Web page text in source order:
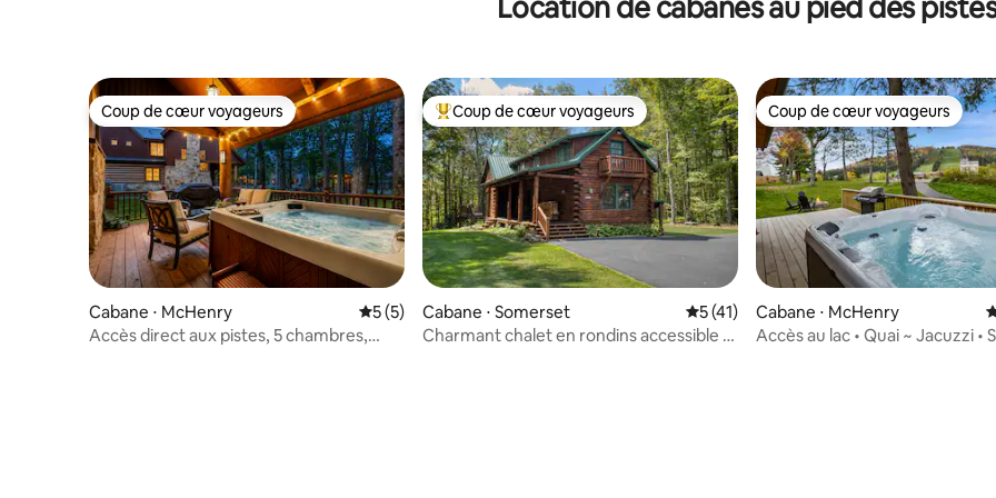
Location de cabanes au pied des
Coup de cœur voyageurs
Coup de cœur voyageurs
Cabane ⋅ McHenry Évaluation moyenne sur la base de 5 commentaires : 5 sur 5
5 (5)
Accès direct aux pistes, 5 chambres,
Coups de cœur voyageurs les plus appréciés
Coup de cœur voyageurs
Cabane ⋅ Somerset Évaluation moyenne sur la base de 41
5 (41)
Charmant chalet en rondins accessible à
Coup de cœur voyageurs
Coup de cœur voyageurs
Cabane ⋅ McHenry
Accès au lac • Quai ~ Jacuzzi •